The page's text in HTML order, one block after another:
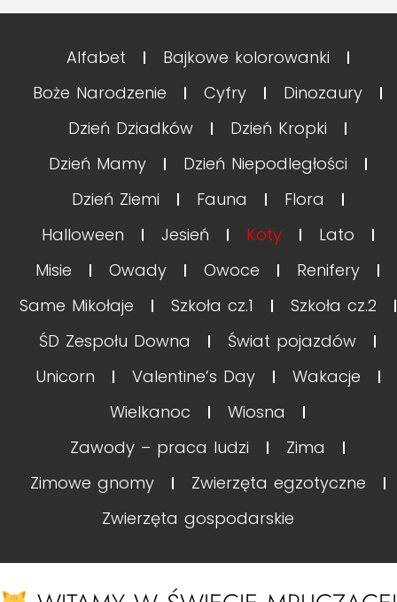
Alfabet
Bajkowe kolorowanki
Boże Narodzenie
Cyfry
Dinozaury
Dzień Dziadków
Dzień Kropki
Dzień Mamy
Dzień Niepodległości
Dzień Ziemi
Fauna
Flora
Halloween
Jesień Koty
Lato
Misie
Owady Owoce
Renifery
Same Mikołaje
Szkoła cz.1
Szkoła cz.2
ŚD Zespołu Downa
Świat pojazdów
Unicorn
Valentine’s Day
Wakacje
Wielkanoc
Wiosna
Zawody – praca ludzi
Zima
Zimowe gnomy
Zwierzęta egzotyczne
Zwierzęta gospodarskie